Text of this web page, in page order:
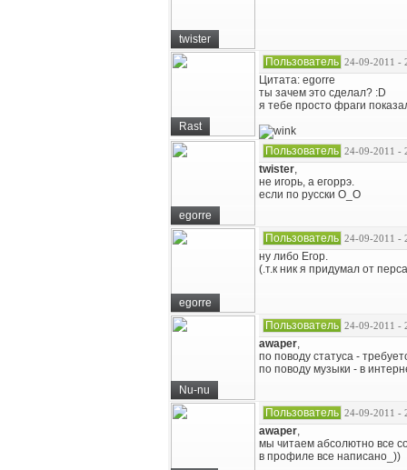
twister
Rast
Пользователь 24-09-2011 -
Цитата: egorre
ты зачем это сделал? :D
я тебе просто фраги
egorre
Пользователь 24-09-2011 -
twister,
не игорь, а егоррэ.
если по русски О_О
egorre
Пользователь 24-09-2011 -
ну либо Егор.
(.т.к ник я придумал от
Nu-nu
Пользователь 24-09-2011 -
awaper,
по поводу статуса -
по поводу музыки - в
Пользователь 24-09-2011 -
awaper,
мы читаем абсолютно все
в профиле все написано_))